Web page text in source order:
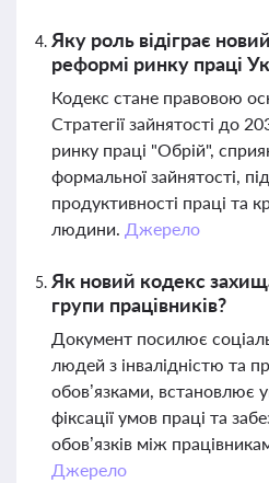
Яку роль відіграє
реформі ринку праці
Кодекс стане правовою
Стратегії зайнятості до
ринку праці "Обрій",
формальної зайнятості,
продуктивності праці та
людини. Джерело
Як новий кодекс
групи працівників?
Документ посилює
людей з інвалідністю та
обов’язками, встановлює
фіксації умов праці та
обов’язків між
Джерело